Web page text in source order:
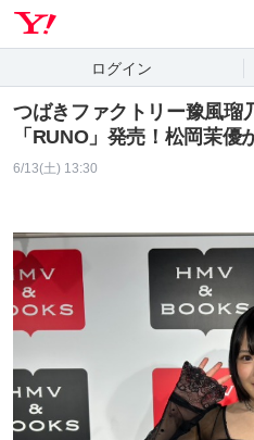
ログイン
つばきファクトリー豫風瑠
「RUNO」発売！松岡茉優
6/13(土) 13:30